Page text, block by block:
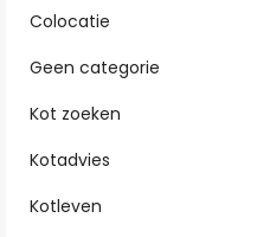
Colocatie
Geen categorie
Kot zoeken
Kotadvies
Kotleven